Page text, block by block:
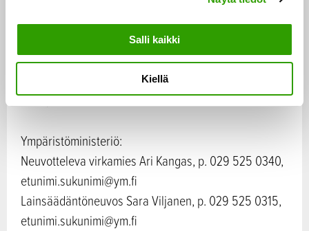
Salli kaikki
Kiellä
Lisätietoja:
Maa- ja metsätalousministeriö:
Neuvotteleva virkamies Ville Keskisarja, p. 029 516
2390, etunimi.sukunimi@mmm.fi
Ympäristöministeriö:
Neuvotteleva virkamies Ari Kangas, p. 029 525 0340,
etunimi.sukunimi@ym.fi
Lainsäädäntöneuvos Sara Viljanen, p. 029 525 0315,
etunimi.sukunimi@ym.fi